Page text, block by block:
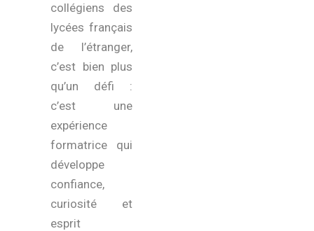
collégiens des
lycées français
de l’étranger,
c’est bien plus
qu’un défi :
c’est une
expérience
formatrice qui
développe
confiance,
curiosité et
esprit